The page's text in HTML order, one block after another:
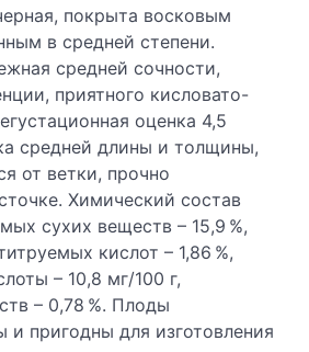
покрыта восковым
в средней степени.
средней сочности,
приятного кисловато-
оценка 4,5
средней длины и толщины,
от ветки, прочно
Химический состав
сухих веществ – 15,9 %,
кислот – 1,86 %,
– 10,8 мг/100 г,
– 0,78 %. Плоды
и пригодны для изготовления